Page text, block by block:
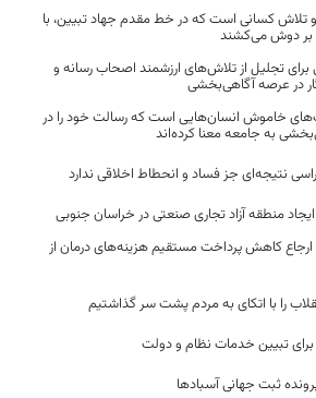
و تلاش کسانی است که در خط مقدم جهاد تبیین، با
بر دوش می‌کشند
تجلیل از تلاش‌های ارزشمند اصحاب رسانه و
در عرصه آگاهی‌بخشی
خاموش انسان‌هایی است که رسالت خود را در
به جامعه معنا کرده‌اند
نتیجه‌ای جز فساد و انحطاط اخلاقی ندارد
منطقه آزاد تجاری صنعتی در خراسان جنوبی
کاهش پرداخت مستقیم هزینه‌های درمان از
را با اتکای به مردم پشت سر گذاشتیم
تبیین خدمات نظام و دولت
ثبت جهانی آسبادها